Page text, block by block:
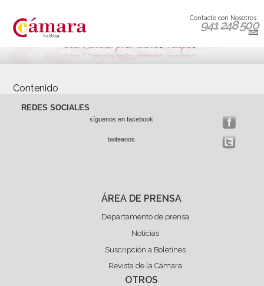
Contacte con Nosotros:
941 248 500
Contenido
REDES SOCIALES
síguenos en facebook
twiteanos
ÁREA DE PRENSA
Departamento de prensa
Noticias
Suscripción a Boletínes
Revista de la Cámara
OTROS